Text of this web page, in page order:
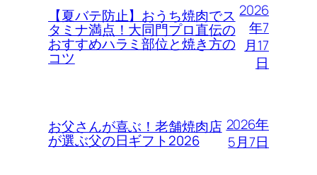
【夏バテ防止】おうち焼肉でス
タミナ満点！大同門プロ直伝の
おすすめハラミ部位と焼き方の
コツ
2026
年7
月17
日
お父さんが喜ぶ！老舗焼肉店
が選ぶ父の日ギフト2026
2026年
5月7日